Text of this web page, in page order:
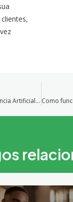
Chatbots e Inteligência Artificial: o futuro das corporações